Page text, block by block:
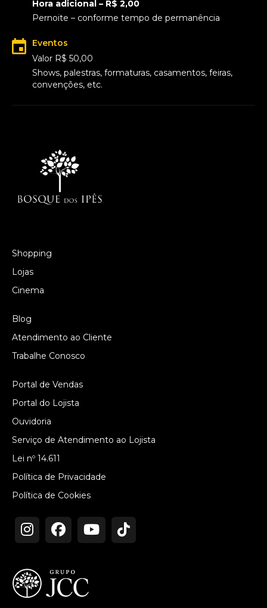
Hora adicional – R$ 2,00
Pernoite – conforme tempo de permanência
Eventos
Valor R$ 50,00
Shows, palestras, formaturas, casamentos, feiras,
convenções, etc.
Shopping
Lojas
Cinema
Blog
Atendimento ao Cliente
Trabalhe Conosco
Portal de Vendas
Portal do Lojista
Ouvidoria
Serviço de Atendimento ao Lojista
Lei nº 14.611
Política de Privacidade
Política de Cookies